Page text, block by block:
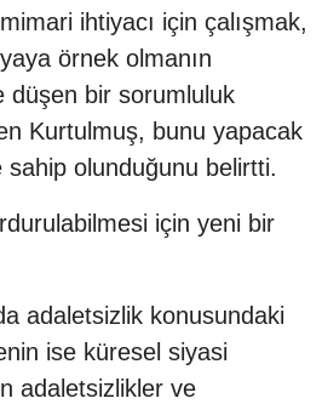
ihtiyacı için çalışmak,
örnek olmanın
düşen bir sorumluluk
Kurtulmuş, bunu yapacak
olunduğunu belirtti.
için yeni bir
adaletsizlik konusundaki
ise küresel siyasi
adaletsizlikler ve